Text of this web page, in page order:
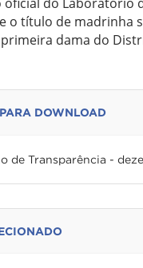
o título de madrinha
dama do
DOWNLOAD
de Transparência -